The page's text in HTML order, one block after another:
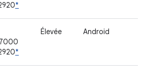
*
*
Élevée Android